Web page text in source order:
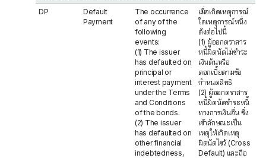
DP
Default
Payment
The occurrence
of any of the
following
events:
(1) The issuer
has defaulted on
principal or
interest payment
under the Terms
and Conditions
of the bonds.
(2) The issuer
has defaulted on
other financial
indebtedness,
เมื่อเกิดเหตุการณ์
ใดเหตุการณ์หนึ่ง
ดังต่อไปนี้
(1) ผู้ออกตราสาร
หนี้ผิดนัดไม่ชำระ
เงินต้นหรือ
ดอกเบี้ยตามข้อ
กำหนดสิทธิ
(2) ผู้ออกตราสาร
หนี้ผิดนัดชำระหนี้
ทางการเงินอื่น ซึ่ง
เข้าลักษณะเป็น
เหตุให้เกิดเหตุ
ผิดนัดไขว้ (Cross
Default) และถือ